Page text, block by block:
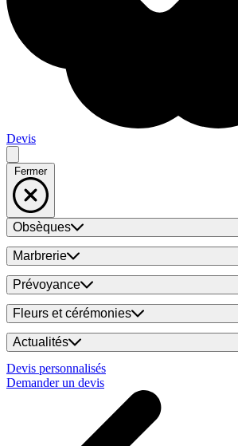
Devis
Fermer
Obsèques
Marbrerie
Prévoyance
Fleurs et cérémonies
Actualités
Devis personnalisés
Demander un devis